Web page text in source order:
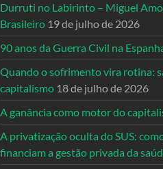
Durruti no Labirinto – Miguel
Brasileiro 19 de julho de 2026
90 anos da Guerra Civil na
Quando o sofrimento vira rotina:
capitalismo 18 de julho de 2026
A ganância como motor do
A privatização oculta do SUS:
financiam a gestão privada da